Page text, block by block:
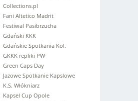
Collections.pl
Fani Altetico Madrit
Festiwal Pasibrzucha
Gdański KKK
Gdańskie Spotkania Kol.
GKKK repliki PW
Green Caps Day
Jazowe Spotkanie Kapslowe
K.S. Włókniarz
Kapsel Cup Opole